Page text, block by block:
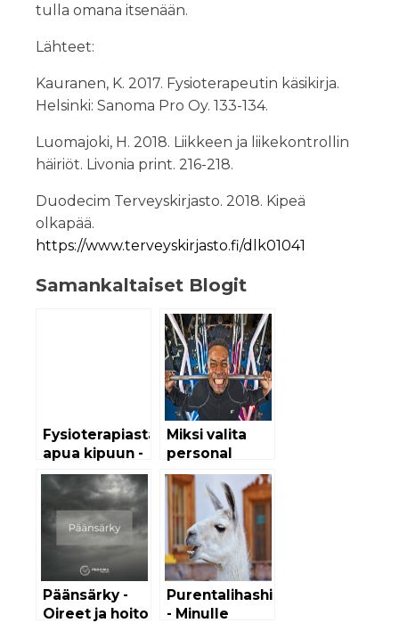
tulla omana itsenään.
Lähteet:
Kauranen, K. 2017. Fysioterapeutin käsikirja.
Helsinki: Sanoma Pro Oy. 133-134.
Luomajoki, H. 2018. Liikkeen ja liikekontrollin
häiriöt. Livonia print. 216-218.
Duodecim Terveyskirjasto. 2018. Kipeä
olkapää.
https://www.terveyskirjasto.fi/dlk01041
Samankaltaiset Blogit
Fysioterapiasta
apua kipuun -
Älä jää kivun
kanssa yksin
Miksi valita
personal
traineriksi
fysioterapeutti?
Päänsärky -
Oireet ja hoito
Purentalihashieronta
- Minulle